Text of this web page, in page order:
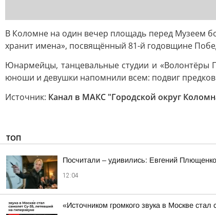
В Коломне на один вечер площадь перед Музеем
хранит имена», посвящённый 81-й годовщине
Юнармейцы, танцевальные студии и «Волонтёры
юноши и девушки напомнили всем: подвиг
Источник: Канал в МАКС "Городской округ
ТОП
Посчитали – удивились: Евгений
12:04
«Источником громкого звука в Москве